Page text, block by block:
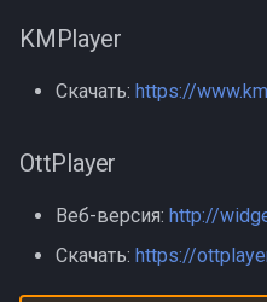
KMPlayer
Скачать: https://
OttPlayer
Веб-версия: http://
Скачать: https://